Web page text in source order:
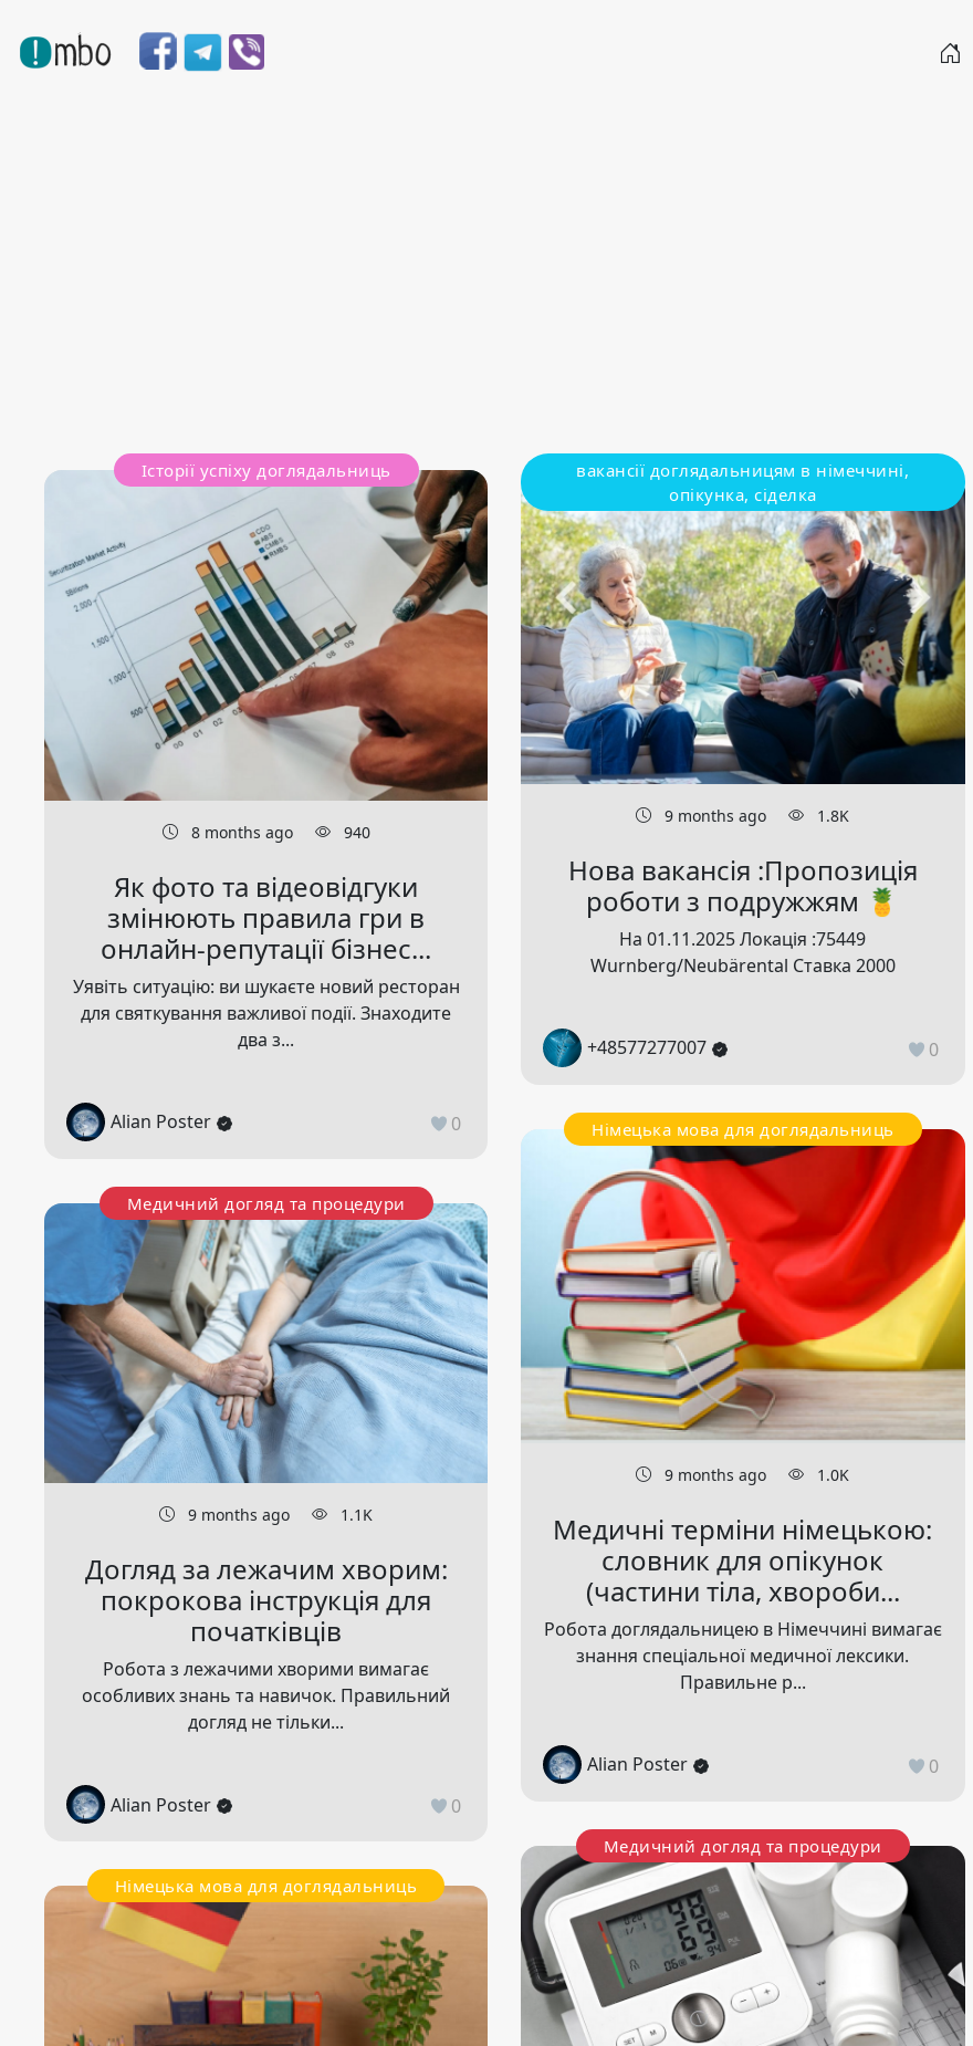
Історії успіху доглядальниць
8 months ago 940
Як фото та відеовідгуки
змінюють правила гри в
онлайн-репутації бізнес...
Уявіть ситуацію: ви шукаєте новий ресторан
для святкування важливої події. Знаходите
два з...
Alian Poster 0
Медичний догляд та процедури
9 months ago 1.1K
Догляд за лежачим хворим:
покрокова інструкція для
початківців
Робота з лежачими хворими вимагає
особливих знань та навичок. Правильний
догляд не тільки...
Alian Poster 0
Німецька мова для доглядальниць
вакансії доглядальницям в німеччині,
опікунка, сіделка
9 months ago 1.8K
Нова вакансія :Пропозиція
роботи з подружжям 🍍
На 01.11.2025 Локація :75449
Wurnberg/Neubärental Ставка 2000
+48577277007 0
Німецька мова для доглядальниць
9 months ago 1.0K
Медичні терміни німецькою:
словник для опікунок
(частини тіла, хвороби...
Робота доглядальницею в Німеччині вимагає
знання спеціальної медичної лексики.
Правильне р...
Alian Poster 0
Медичний догляд та процедури